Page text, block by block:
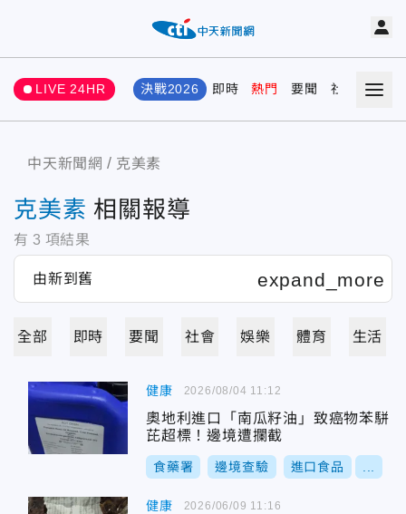
LIVE 24HR 決戰2026 即時 熱門 要聞 社會 娛樂
中天新聞網 克美素
克美素 相關報導
有 3 項結果
全部 即時 要聞 社會 娛樂 體育 生活
健康
奧地利進口「南瓜籽油」致癌物苯駢
芘超標！邊境遭攔截
食藥署 邊境查驗 進口食品
2026/08/04 11:12
健康 2026/06/09 11:16